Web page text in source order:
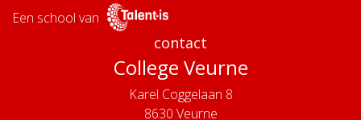
Een school van
contact
College Veurne
Karel Coggelaan 8
8630 Veurne